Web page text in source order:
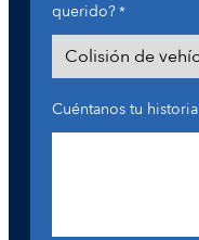
querido?*
Cuéntanos tu historia